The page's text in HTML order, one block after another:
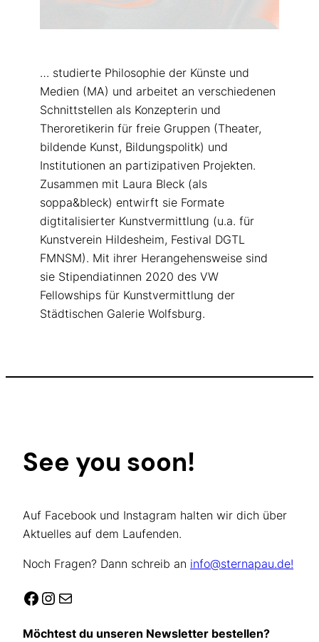
… studierte Philosophie der Künste und
Medien (MA) und arbeitet an verschiedenen
Schnittstellen als Konzepterin und
Theroretikerin für freie Gruppen (Theater,
bildende Kunst, Bildungspolitk) und
Institutionen an partizipativen Projekten.
Zusammen mit Laura Bleck (als
soppa&bleck) entwirft sie Formate
digtitalisierter Kunstvermittlung (u.a. für
Kunstverein Hildesheim, Festival DGTL
FMNSM). Mit ihrer Herangehensweise sind
sie Stipendiatinnen 2020 des VW
Fellowships für Kunstvermittlung der
Städtischen Galerie Wolfsburg.
See you soon!
Auf Facebook und Instagram halten wir dich über
Aktuelles auf dem Laufenden.
Noch Fragen? Dann schreib an info@sternapau.de!
Facebook
Instagram
E-Mail
Möchtest du unseren Newsletter bestellen?